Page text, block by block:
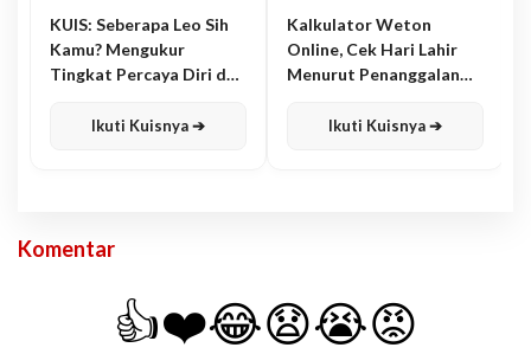
KUIS: Seberapa Leo Sih
Kamu? Mengukur
Tingkat Percaya Diri dan
Ikuti Kuisnya ➔
Kalkulator Weton
Online, Cek Hari Lahir
Menurut Penanggalan
Ikuti Kuisnya ➔
Komentar
👍❤️😂😧😭😡